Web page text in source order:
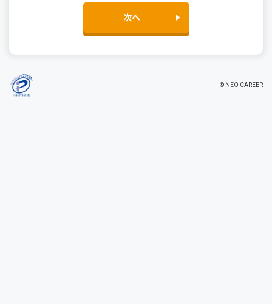
次へ
© NEO CAREER